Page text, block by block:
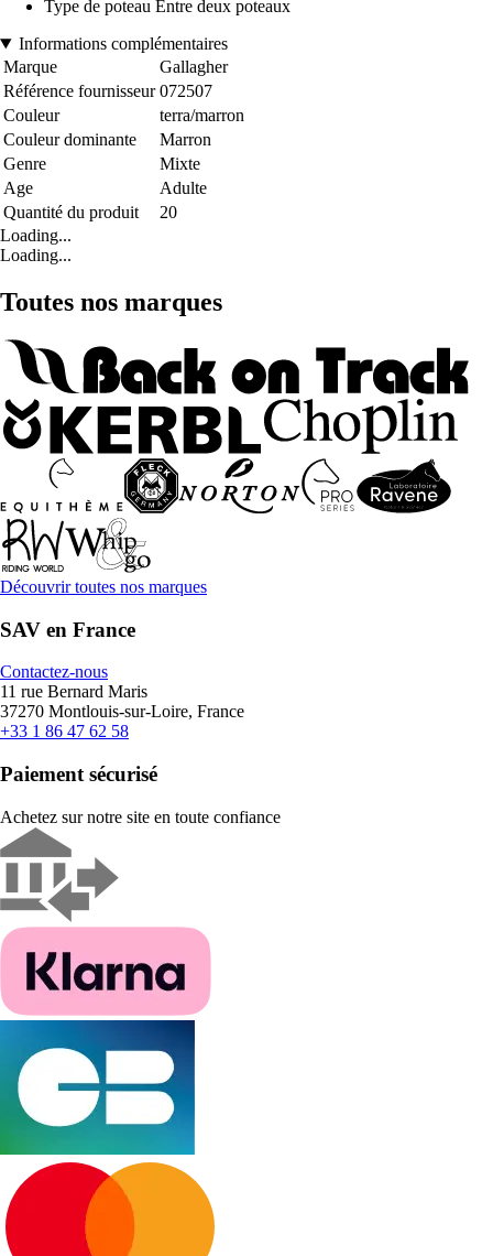
Type de poteau Entre deux poteaux
Informations complémentaires
Marque
Gallagher
Référence fournisseur 072507
Couleur
terra/marron
Couleur dominante
Marron
Genre
Mixte
Age
Adulte
Quantité du produit
20
Loading...
Loading...
Toutes nos marques
Découvrir toutes nos marques
SAV en France
Contactez-nous
11 rue Bernard Maris
37270 Montlouis-sur-Loire, France
+33 1 86 47 62 58
Paiement sécurisé
Achetez sur notre site en toute confiance